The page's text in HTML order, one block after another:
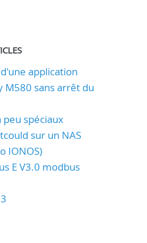
application
M580 sans arrêt du
peu spéciaux
sur un NAS
IONOS)
E V3.0 modbus